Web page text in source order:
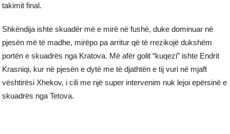
takimit final.
Shkëndija ishte skuadër më e mirë në fushë, duke dominuar në
pjesën më të madhe, mirëpo pa arritur që të rrezikojë dukshëm
portën e skuadrës nga Kratova. Më afër golit “kuqezi” ishte Endrit
Krasniqi, kur në pjesën e dytë me të djathtën e tij vuri në mjaft
vështirësi Xhekov, i cili me një super intervenim nuk lejoi epërsinë e
skuadrës nga Tetova.